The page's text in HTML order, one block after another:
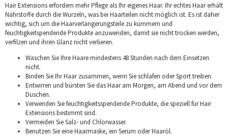
Hair Extensions erfordern mehr Pflege als Ihr eigenes Haar. Ihr echtes Haar erhält
Nährstoffe durch die Wurzeln, was bei Haarteilen nicht möglich ist. Es ist daher
wichtig, sich um die Haarverlängerungsteile zu kümmern und
feuchtigkeitspendende Produkte anzuwenden, damit sie nicht trocken werden,
verfilzen und ihren Glanz nicht verlieren.
Waschen Sie Ihre Haare mindestens 48 Stunden nach dem Einsetzen
nicht.
Binden Sie Ihr Haar zusammen, wenn Sie schlafen oder Sport treiben.
Entwirren und bürsten Sie das Haar am Morgen, am Abend und vor dem
Duschen.
Verwenden Sie feuchtigkeitsspendende Produkte, die speziell für Hair
Extensions bestimmt sind.
Vermeiden Sie Salz- und Chlorwasser.
Benutzen Sie eine Haarmaske, ein Serum oder Haaröl.